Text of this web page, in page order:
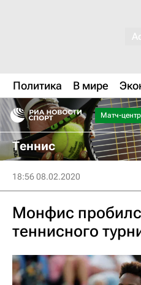
Политика В мире
Матч-центр
Теннис
18:56 08.02.2020
Монфис
теннисного